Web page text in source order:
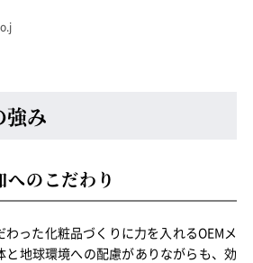
強み
のこだわり
った化粧品づくりに力を入れるOEMメ
と地球環境への配慮がありながらも、効